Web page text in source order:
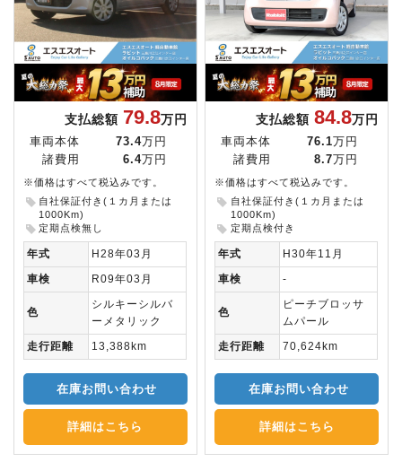
支払総額 79.8万円
車両本体 73.4万円
諸費用
6.4万円
※価格はすべて税込みです。
自社保証付き(１カ月または
1000Km)
定期点検無し
年式
H28年03月
車検
R09年03月
色
シルキーシルバ
ーメタリック
走行距離
13,388km
在庫お問い合わせ
詳細はこちら
支払総額 84.8万円
車両本体 76.1 万円
諸費用
8.7 万円
※価格はすべて税込みです。
自社保証付き(１カ月または
1000Km)
定期点検付き
年式
H30年11月
車検
-
色
ピーチブロッサ
ムパール
走行距離
70,624km
在庫お問い合わせ
詳細はこちら